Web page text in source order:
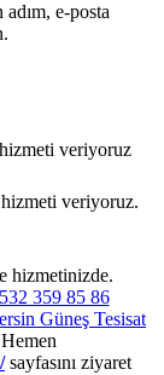
e-posta
veriyoruz
hizmeti veriyoruz.
hizmetinizde.
359 85 86
Güneş Tesisat
sayfasını ziyaret